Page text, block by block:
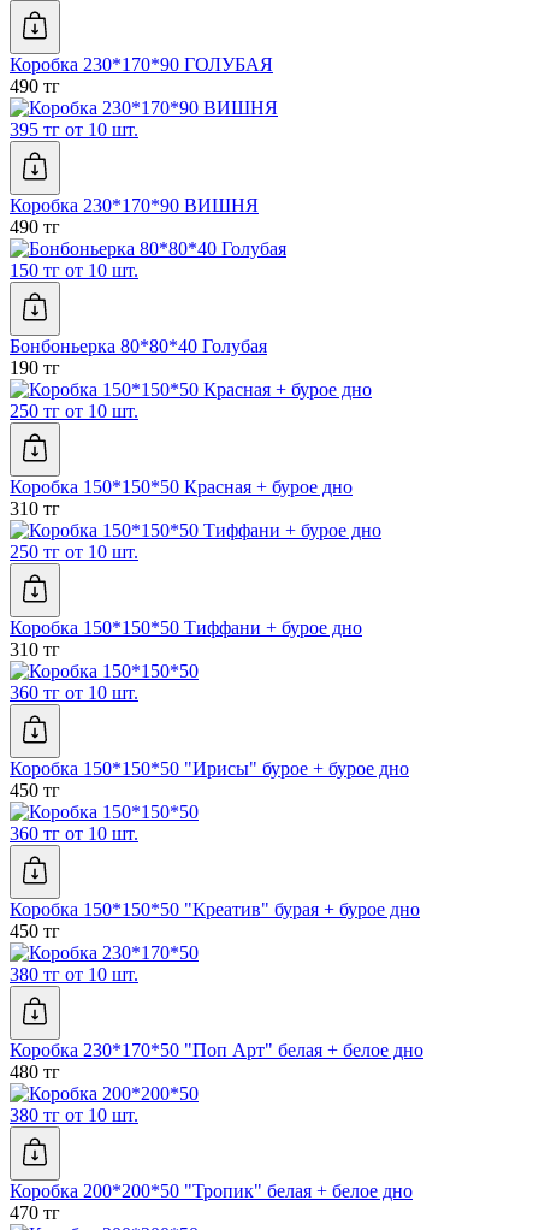
Коробка 230*170*90 ГОЛУБАЯ
490 тг
395 тг от 10 шт.
Коробка 230*170*90 ВИШНЯ
490 тг
150 тг от 10 шт.
Бонбоньерка 80*80*40 Голубая
190 тг
250 тг от 10 шт.
Коробка 150*150*50 Красная + бурое дно
310 тг
250 тг от 10 шт.
Коробка 150*150*50 Тиффани + бурое дно
310 тг
360 тг от 10 шт.
Коробка 150*150*50 "Ирисы" бурое + бурое дно
450 тг
360 тг от 10 шт.
Коробка 150*150*50 "Креатив" бурая + бурое дно
450 тг
380 тг от 10 шт.
Коробка 230*170*50 "Поп Арт" белая + белое дно
480 тг
380 тг от 10 шт.
Коробка 200*200*50 "Тропик" белая + белое дно
470 тг